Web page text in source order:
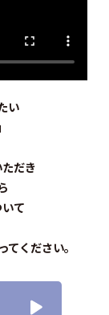
い
だき
て
ください。